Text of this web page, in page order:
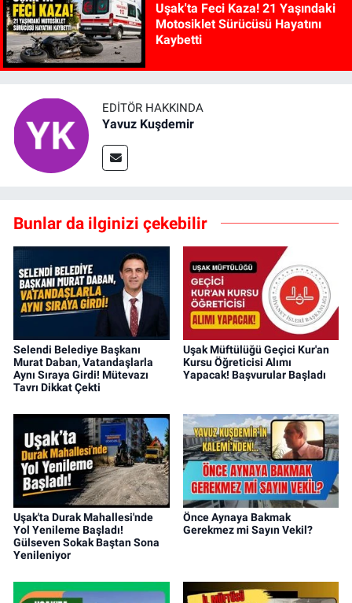
Uşak'ta Feci Kaza! 21 Yaşındaki
Motosiklet Sürücüsü Hayatını
Kaybetti
EDITÖR HAKKINDA
Yavuz Kuşdemir
Bunlar da ilginizi çekebilir
Selendi Belediye Başkanı
Murat Daban, Vatandaşlarla
Aynı Sıraya Girdi! Mütevazı
Tavrı Dikkat Çekti
Uşak Müftülüğü Geçici Kur'an
Kursu Öğreticisi Alımı
Yapacak! Başvurular Başladı
Uşak'ta Durak Mahallesi'nde
Yol Yenileme Başladı!
Gülseven Sokak Baştan Sona
Yenileniyor
Önce Aynaya Bakmak
Gerekmez mi Sayın Vekil?